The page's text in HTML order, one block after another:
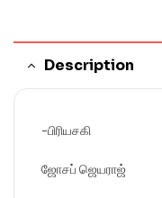
Description
-பிரியசகி
ஜோசப் ஜெயராஜ்